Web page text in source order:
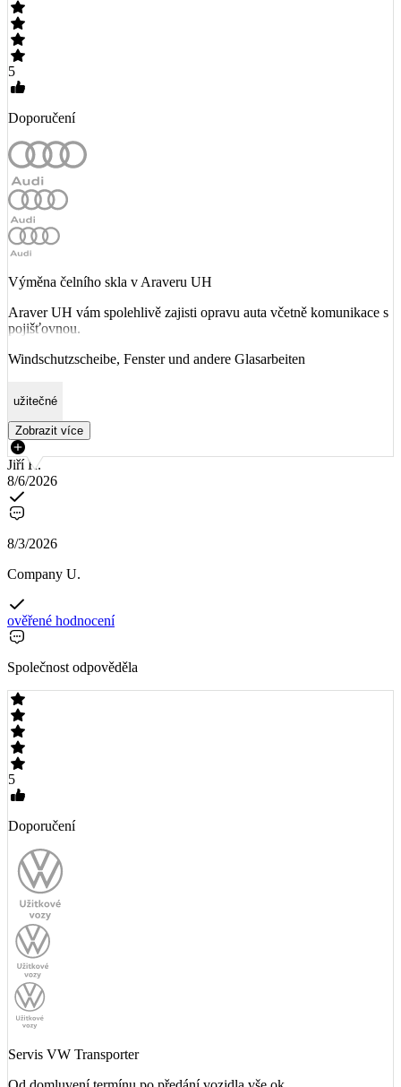
5
Doporučení
Výměna čelního skla v Araveru UH
Araver UH vám spolehlivě zajisti opravu auta včetně komunikace s
pojišťovnou.
Windschutzscheibe, Fenster und andere Glasarbeiten
užitečné
Zobrazit více
Jiří R.
8/6/2026
8/3/2026
Company U.
ověřené hodnocení
Společnost odpověděla
5
Doporučení
Servis VW Transporter